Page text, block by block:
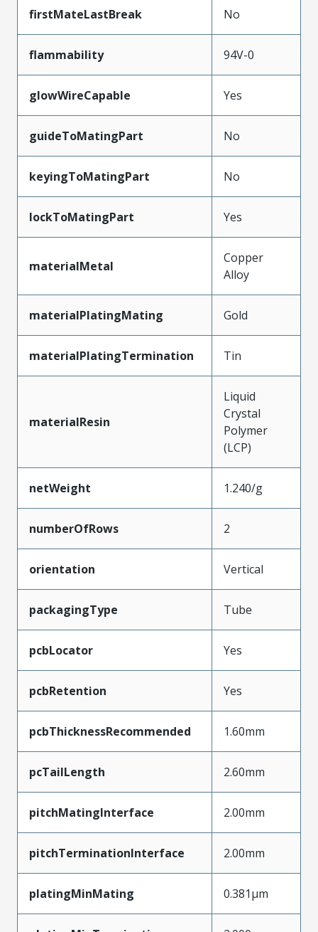
firstMateLastBreak No
flammability 94V-0
glowWireCapable Yes
guideToMatingPart No
keyingToMatingPart No
lockToMatingPart Yes
materialMetal
Copper
Alloy
materialPlatingMating Gold
materialPlatingTermination Tin
materialResin
Liquid
Crystal
Polymer
(LCP)
netWeight 1.240/g
numberOfRows 2
orientation Vertical
packagingType Tube
pcbLocator Yes
pcbRetention Yes
pcbThicknessRecommended 1.60mm
pcTailLength 2.60mm
pitchMatingInterface 2.00mm
pitchTerminationInterface 2.00mm
platingMinMating 0.381µm